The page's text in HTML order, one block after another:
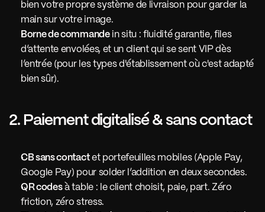
bien votre propre système de livraison pour garder la
main sur votre image.
Borne de commande in situ : fluidité garantie, files
d’attente envolées, et un client qui se sent VIP dès
l’entrée (pour les types d'établissement où c'est adapté
bien sûr).
2. Paiement digitalisé & sans contact
CB sans contact et portefeuilles mobiles (Apple Pay,
Google Pay) pour solder l’addition en deux secondes.
QR codes à table : le client choisit, paie, part. Zéro
friction, zéro stress.